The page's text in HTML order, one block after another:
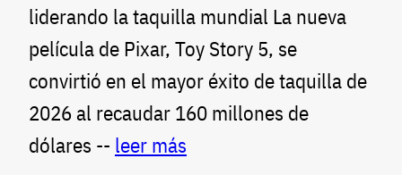
liderando la taquilla mundial La nueva
película de Pixar, Toy Story 5, se
convirtió en el mayor éxito de taquilla de
2026 al recaudar 160 millones de
dólares -- leer más